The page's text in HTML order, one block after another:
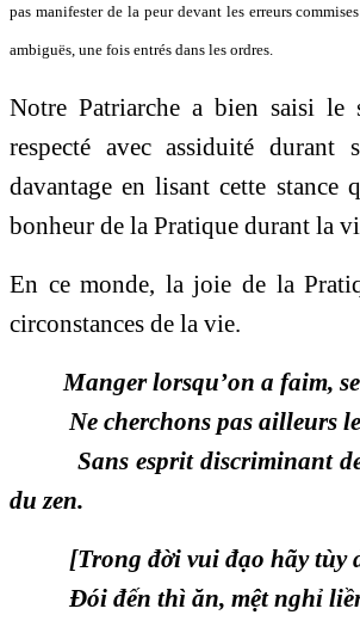
pas manifester de la peur devant les erreurs
ambiguës, une fois entrés dans les ordres.
Notre Patriarche a bien saisi
respecté avec assiduité
davantage en lisant cette
bonheur de la Pratique durant la
En ce monde, la joie de la
circonstances de la vie.
Manger lorsqu’on a faim, se
Ne cherchons pas ailleurs
Sans esprit discriminant
du zen.
[Trong đời vui đạo hãy tùy
Đói đến thì ăn, mệt nghỉ